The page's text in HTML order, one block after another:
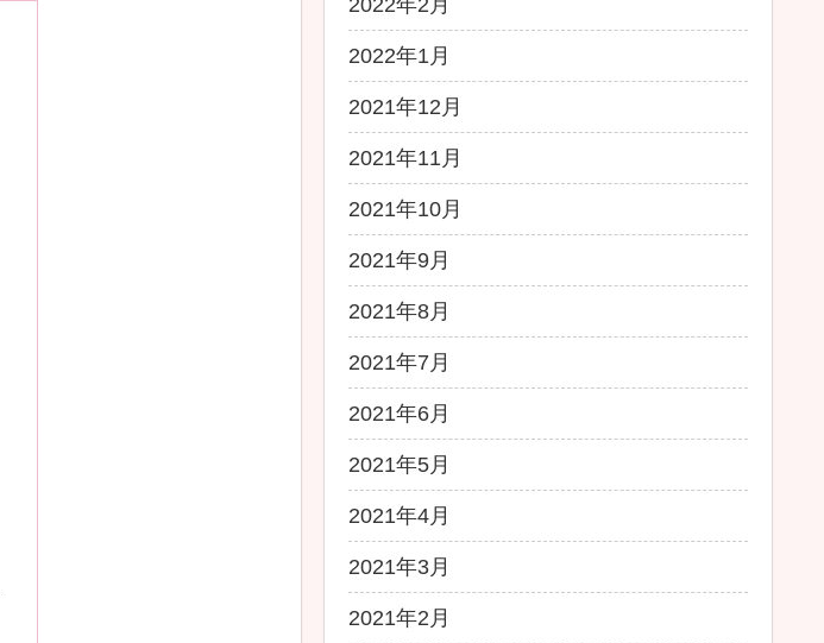
2022年1月
2021年12月
2021年11月
2021年10月
2021年9月
2021年8月
2021年7月
2021年6月
2021年5月
2021年4月
2021年3月
2021年2月